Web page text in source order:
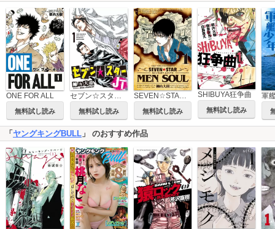
ONE FOR ALL
無料試し読み
セブン☆スターJT
無料試し読み
SEVEN☆STAR MEN SOUL
無料試し読み
SHIBUYA狂争曲
無料試し読み
軍
「 ヤングキングBULL 」 のおすすめ作品